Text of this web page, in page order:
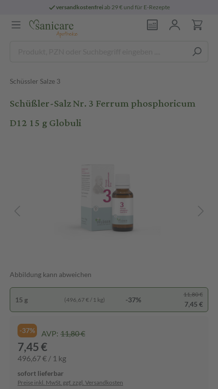
versandkostenfreiab 29 € und für E-Rezepte
Schüssler Salze 3
Schüßler-Salz Nr. 3 Ferrum phosphoricum
D12 15 g Globuli
Abbildung kann abweichen
15 g (496,67 € / 1 kg) -37%
11,80 €
7,45 €
-37% AVP: 11,80 €
7,45 €
496,67 € / 1 kg
sofort lieferbar
Preise inkl. MwSt. ggf. zzgl. Versandkosten